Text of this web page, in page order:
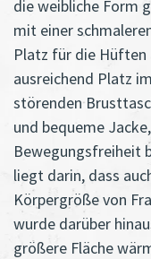
die weibliche Form
mit einer
Platz für die Hüften
ausreichend Platz
störenden
und bequeme
Bewegungsfreiheit
liegt darin, dass
Körpergröße von
wurde darüber
größere Fläche